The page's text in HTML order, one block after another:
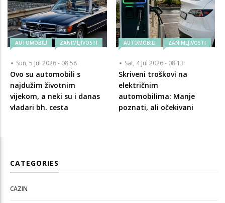
AUTOMOBILI ZANIMLJIVOSTI
Sun, 5 Jul 2026 - 08:58
Ovo su automobili s
najdužim životnim
vijekom, a neki su i danas
vladari bh. cesta
AUTOMOBILI ZANIMLJIVOSTI
Sat, 4 Jul 2026 - 08:13
Skriveni troškovi na
električnim
automobilima: Manje
poznati, ali očekivani
CATEGORIES
CAZIN